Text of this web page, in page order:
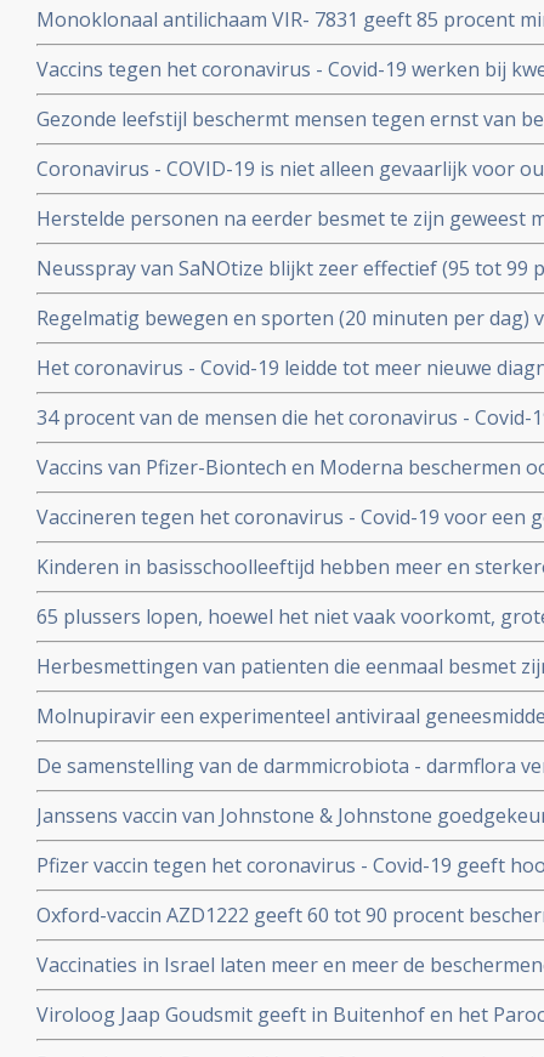
behoeden voor overlijden
Monoklonaal antilichaam VIR- 7831 geeft 85 procent
overlijden bij patienten met het coronavirus - COVID-
vergelijking met placebo
Vaccins tegen het coronavirus - Covid-19 werken bij
kankerpatienten onvoldoende blijkt uit groot
Gezonde leefstijl beschermt mensen tegen ernst van
- Covid-19. Blijkt uit groot Engels bevolkingsonderzoek
Coronavirus - COVID-19 is niet alleen gevaarlijk voor
volwassenen van middelbare leeftijd blijkt uit grote
Herstelde personen na eerder besmet te zijn geweest
waren niet besmettelijk voor anderen blijkt uit
professionele basketballers en personeel.
Neusspray van SaNOtize blijkt zeer effectief (95 tot 99
met het coronavirus - Covid-19 zowel bij lichte als
Regelmatig bewegen en sporten (20 minuten per
en leidt tot minder ziekenhuisopnames en sterfte door
Het coronavirus - Covid-19 leidde tot meer nieuwe
uitzaaiingen dan gebruikelijk. Ook werden
uitgesteld en onderbroken
34 procent van de mensen die het coronavirus -
problemen en werd een neurologische of
Vaccins van Pfizer-Biontech en Moderna beschermen
coronavirus aan anderen. Wie is gevaccineerd blijkt
anderen over te dragen
Vaccineren tegen het coronavirus - Covid-19 voor een
patienten en kan duizenden sterfgevallen
studie.
Kinderen in basisschoolleeftijd hebben meer en
besmet te zijn geweest met het coronavirus - Covid-19
65 plussers lopen, hoewel het niet vaak voorkomt,
besmetting met het coronavirus - Covid-19 dan
Herbesmettingen van patienten die eenmaal besmet
- Covid-19 komen zelden voor blijkt uit nieuwe
Molnupiravir een experimenteel antiviraal
virussen, waaronder coronavirussen en specifiek
coronavirus verdwenen bij alle deelnemende patienten.
De samenstelling van de darmmicrobiota - darmflora
COVID-19, vooral de functies in het darmmicrobioom
immuunreacties beinvloeden de ernst van de ziekte
Janssens vaccin van Johnstone & Johnstone
vaccin tegen het coronavirus.
Pfizer vaccin tegen het coronavirus - Covid-19 geeft
met 90 procent effectiviteit, maar er zijn nog veel
Oxford-vaccin AZD1222 geeft 60 tot 90 procent
Covid-19 zegt producent Astrazeneca in een
Vaccinaties in Israel laten meer en meer de
een maand meer jongeren opgenomen dan ouderen in
Viroloog Jaap Goudsmit geeft in Buitenhof en het
snel van de maatregelen afkomen. Vaccineer alle 60